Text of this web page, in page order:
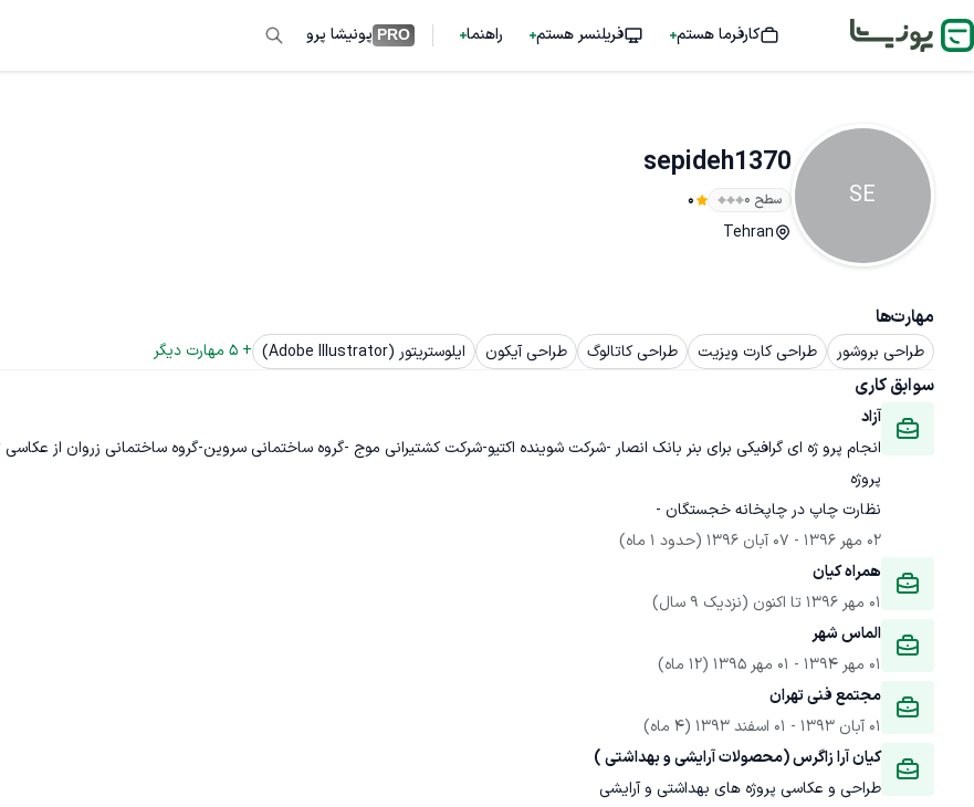
کارفرما هستم فریلنسر هستم راهنما PRO پونیشا پرو
SE
sepideh1370
سطح ۰ 0
Tehran
مهارت‌ها
طراحی بروشور طراحی کارت ویزیت طراحی کاتالوگ طراحی آیکون ایلوستریتور (Adobe Illustrator) +
5 مهارت دیگر
سوابق کاری
آزاد
انجام پرو ژه ای گرافیکی برای بنر بانک انصار -شرکت شوینده اکتیو-شرکت کشتیرانی موج -گروه ساختمانی سروین-گروه ساختمانی زروان از عکاسی
نظارت چاپ در چاپخانه خجستگان -
02 مهر 1396
- 07 آبان 1396
(حدود 1 ماه)
همراه کیان
01 مهر 1396
تا اکنون (نزدیک 9 سال)
الماس شهر
01 مهر 1394
- 01 مهر 1395
(12 ماه)
مجتمع فنی تهران
01 آبان 1393
- 01 اسفند 1393
(4 ماه)
کیان آرا زاگرس (محصولات آرایشی و بهداشتی )
طراحی و عکاسی پروژه های بهداشتی و آرایشی